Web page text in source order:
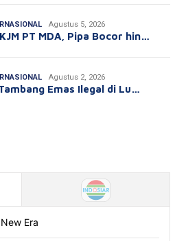
Agustus 5, 2026
PT MDA, Pipa Bocor hin…
Agustus 2, 2026
Emas Ilegal di Lu…